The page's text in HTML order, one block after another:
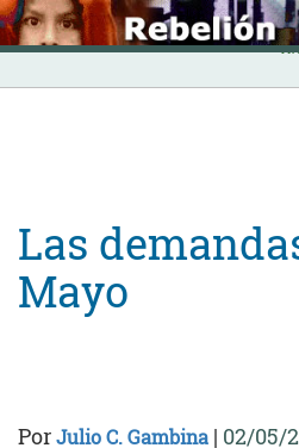
Skip
to
content
INICIO
Las
Mayo
PorJulio C. Gambina | 02/05/